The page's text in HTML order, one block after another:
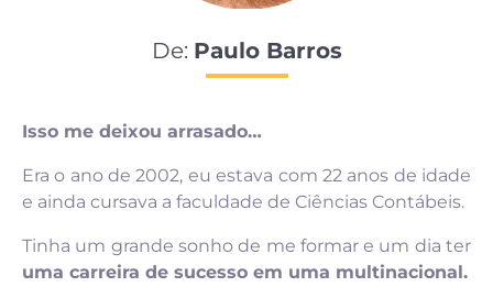
De: Paulo Barros
Isso me deixou arrasado…
Era o ano de 2002, eu estava com 22 anos de idade
e ainda cursava a faculdade de Ciências Contábeis.
Tinha um grande sonho de me formar e um dia ter
uma carreira de sucesso em uma multinacional.